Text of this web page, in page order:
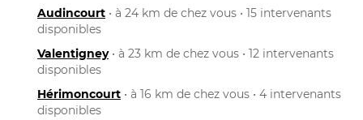
Audincourt • à 24 km de chez vous • 15 intervenants
disponibles
Valentigney• à 23 km de chez vous • 12 intervenants
disponibles
Hérimoncourt • à 16 km de chez vous • 4 intervenants
disponibles